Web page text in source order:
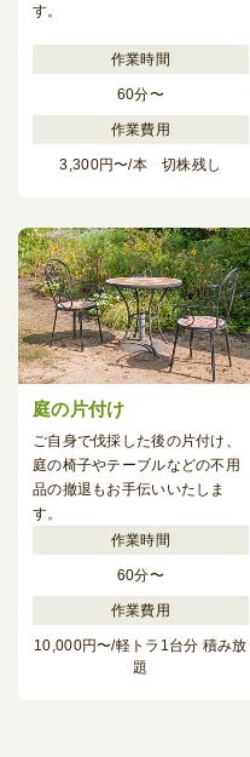
す。
60分〜
3,300円〜/本 切株残し
庭の片付け
ご自身で伐採した後の片付け、
庭の椅子やテーブルなどの不用
品の撤退もお手伝いいたしま
す。
60分〜
10,000円〜/軽トラ1台分 積み放
題